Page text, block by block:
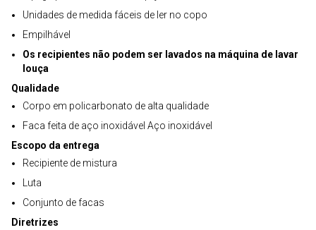
Unidades de medida fáceis de ler no copo
Empilhável
Os recipientes não podem ser lavados na máquina de lavar
louça
Qualidade
Corpo em policarbonato de alta qualidade
Faca feita de aço inoxidável Aço inoxidável
Escopo da entrega
Recipiente de mistura
Luta
Conjunto de facas
Diretrizes